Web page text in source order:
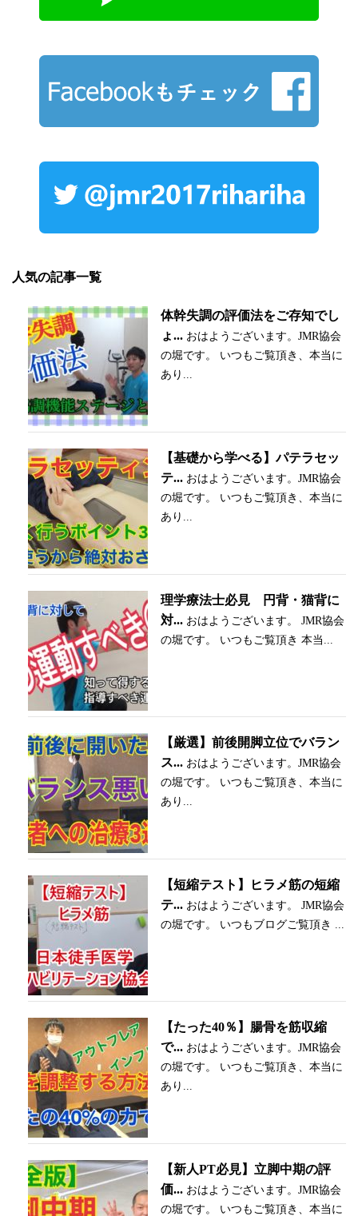
人気の記事一覧
体幹失調の評価法をご存知でし
ょ... おはようございます。JMR協会
の堀です。 いつもご覧頂き、本当に
あり...
【基礎から学べる】パテラセッ
テ... おはようございます。JMR協会
の堀です。 いつもご覧頂き、本当に
あり...
理学療法士必見 円背・猫背に
対... おはようございます。 JMR協会
の堀です。 いつもご覧頂き 本当...
【厳選】前後開脚立位でバラン
ス... おはようございます。JMR協会
の堀です。 いつもご覧頂き、本当に
あり...
【短縮テスト】ヒラメ筋の短縮
テ... おはようございます。 JMR協会
の堀です。 いつもブログご覧頂き ...
【たった40％】腸骨を筋収縮
で... おはようございます。JMR協会
の堀です。 いつもご覧頂き、本当に
あり...
【新人PT必見】立脚中期の評
価... おはようございます。JMR協会
の堀です。 いつもご覧頂き、本当に